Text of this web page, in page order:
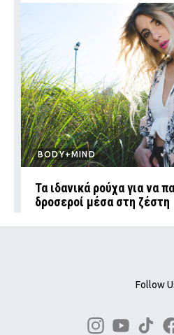
BODY+MIND
Τα ιδανικά ρούχα για να
δροσεροί μέσα στη ζέστη
Follow